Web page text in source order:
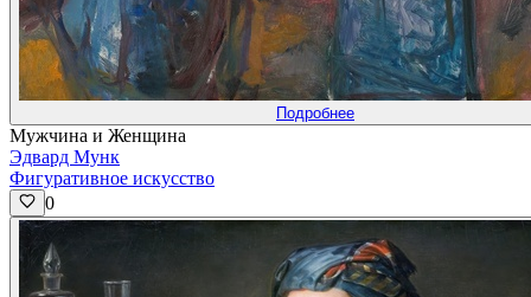
Подробнее
Мужчина и Женщина
Эдвард Мунк
Фигуративное искусство
0